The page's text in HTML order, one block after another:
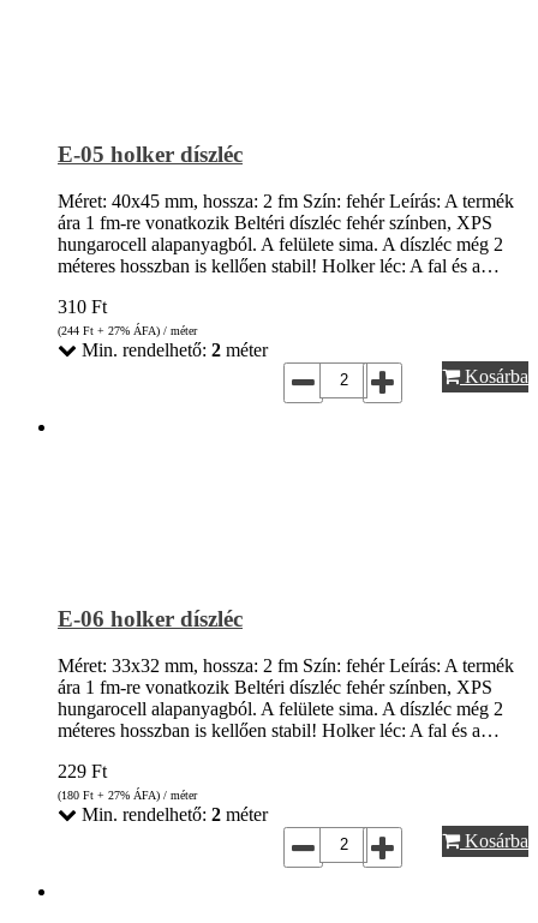
E-05 holker díszléc
Méret: 40x45 mm, hossza: 2 fm Szín: fehér Leírás: A termék
ára 1 fm-re vonatkozik Beltéri díszléc fehér színben, XPS
hungarocell alapanyagból. A felülete sima. A díszléc még 2
méteres hosszban is kellően stabil! Holker léc: A fal és a…
310 Ft
(244 Ft + 27% ÁFA) / méter
Min. rendelhető: 2 méter
Kosárba
E-06 holker díszléc
Méret: 33x32 mm, hossza: 2 fm Szín: fehér Leírás: A termék
ára 1 fm-re vonatkozik Beltéri díszléc fehér színben, XPS
hungarocell alapanyagból. A felülete sima. A díszléc még 2
méteres hosszban is kellően stabil! Holker léc: A fal és a…
229 Ft
(180 Ft + 27% ÁFA) / méter
Min. rendelhető: 2 méter
Kosárba